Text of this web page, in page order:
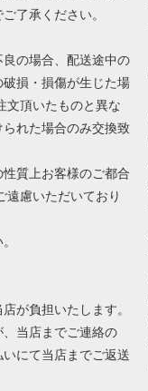
了承ください。
良の場合、配送途中の
損・損傷が生じた場
文頂いたものと異な
られた場合のみ交換致
質上お客様のご都合
遠慮いただいており
が負担いたします。
、当店までご連絡の
いにて当店までご返送